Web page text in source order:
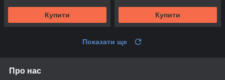
Купити Купити
Показати ще
Про нас